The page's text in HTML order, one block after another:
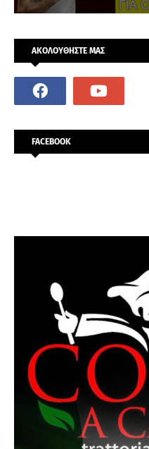
ΑΚΟΛΟΥΘΗΣΤΕ ΜΑΣ
FACEBOOK